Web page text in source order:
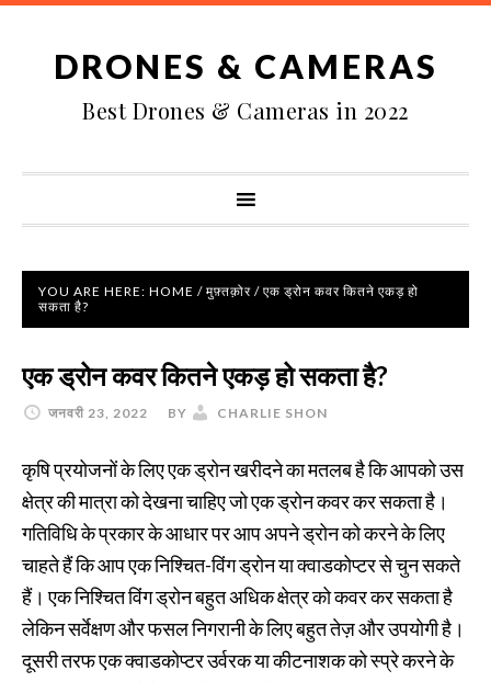
DRONES & CAMERAS
Best Drones & Cameras in 2022
YOU ARE HERE: HOME / मुफ़्तक़ोर / एक ड्रोन कवर कितने एकड़ हो
सकता है?
एक ड्रोन कवर कितने एकड़ हो सकता है?
जनवरी 23, 2022 BY CHARLIE SHON
कृषि प्रयोजनों के लिए एक ड्रोन खरीदने का मतलब है कि आपको उस
क्षेत्र की मात्रा को देखना चाहिए जो एक ड्रोन कवर कर सकता है।
गतिविधि के प्रकार के आधार पर आप अपने ड्रोन को करने के लिए
चाहते हैं कि आप एक निश्चित-विंग ड्रोन या क्वाडकोप्टर से चुन सकते
हैं। एक निश्चित विंग ड्रोन बहुत अधिक क्षेत्र को कवर कर सकता है
लेकिन सर्वेक्षण और फसल निगरानी के लिए बहुत तेज़ और उपयोगी है।
दूसरी तरफ एक क्वाडकोप्टर उर्वरक या कीटनाशक को स्प्रे करने के